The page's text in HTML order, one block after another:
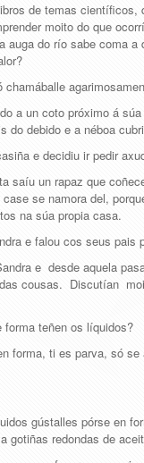
de temas
moito do que
do río sabe coma
a un coto próximo á
debido e a néboa
e decidiu ir pedir
saíu un rapaz que
se namora del,
na súa propia casa.
e falou cos seus pais
e desde aquela
cousas. Discutían
teñen os líquidos?
forma, ti es parva, só
gústalles pórse en
gotiñas redondas de